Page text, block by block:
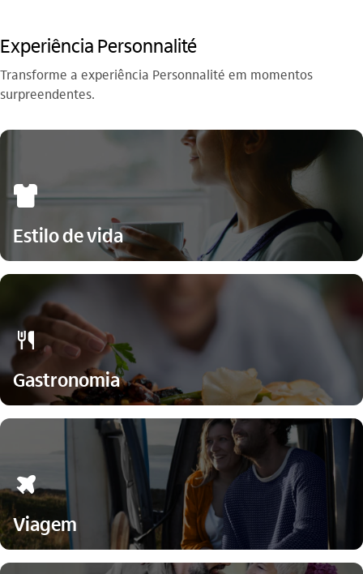
Experiência Personnalité
Transforme a experiência Personnalité em momentos
surpreendentes.
icon-itaufonts_vestuario
Estilo de vida
icon-itaufonts_alimentacao
Gastronomia
icon-itaufonts_viagem
Viagem